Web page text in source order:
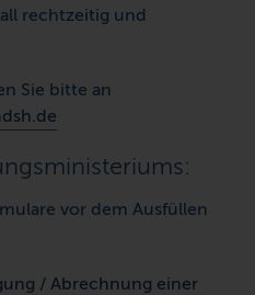
rechtzeitig und
Sie bitte an
vor dem Ausfüllen
/ Abrechnung einer